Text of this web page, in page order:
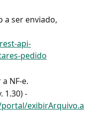
a ser enviado,
api-
pedido
NF-e.
1.30) -
exibirArquivo.a